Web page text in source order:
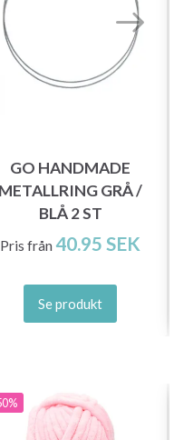
GO HANDMADE
METALLRING GRÅ /
BLÅ 2 ST
Pris från40.95 SEK
Se produkt